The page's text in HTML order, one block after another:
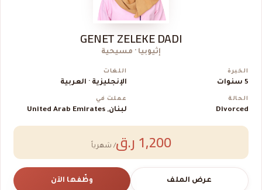
GENET ZELEKE DADI
إثيوبيا · مسيحية
الخبرة
5 سنوات
اللغات
الإنجليزية · العربية
الحالة
Divorced
عملت في
لبنان, United Arab Emirates
1,200 ر.ق / شهرياً
عرض الملف وظّفها الآن